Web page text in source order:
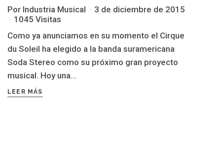
Por Industria Musical
3 de diciembre de 2015
1045 Visitas
Como ya anunciamos en su momento el Cirque
du Soleil ha elegido a la banda suramericana
Soda Stereo como su próximo gran proyecto
musical. Hoy una...
LEER MÁS